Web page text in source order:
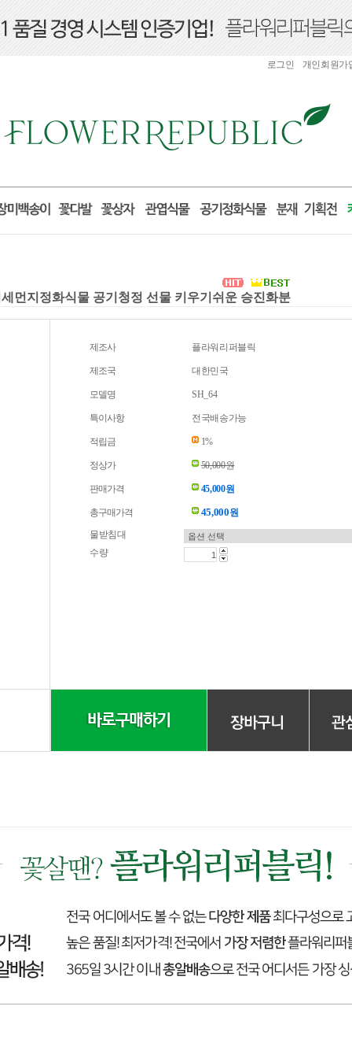
로그인 개인회원가
먼지정화식물 공기청정 선물 키우기쉬운 승진화분
제조사 플라워리퍼블릭
제조국 대한민국
모델명 SH_64
특이사항 전국배송가능
적립금 1%
정상가 50,000원
판매가격 45,000원
총구매가격 45,000원
물받침대
수량